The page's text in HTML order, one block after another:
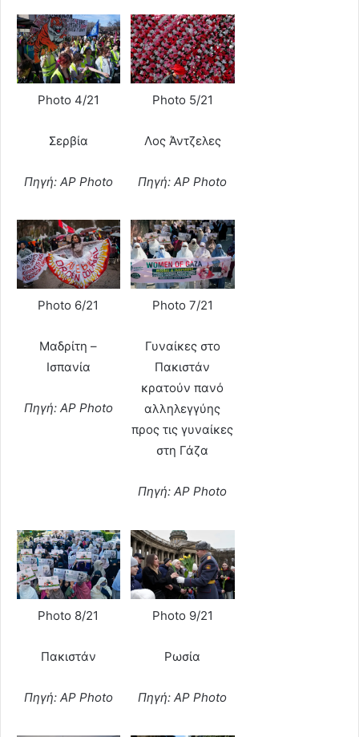
Photo 4/21
Σερβία
Πηγή: AP Photo
Photo 5/21
Λος Άντζελες
Πηγή: AP Photo
Photo 6/21
Μαδρίτη –
Ισπανία
Πηγή: AP Photo
Photo 7/21
Γυναίκες στο
Πακιστάν
κρατούν πανό
αλληλεγγύης
προς τις γυναίκες
στη Γάζα
Πηγή: AP Photo
Photo 8/21
Πακιστάν
Πηγή: AP Photo
Photo 9/21
Ρωσία
Πηγή: AP Photo